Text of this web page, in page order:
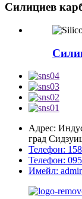
Силициев
Адрес:
град
Телефон:
Телефон:
Имейл: